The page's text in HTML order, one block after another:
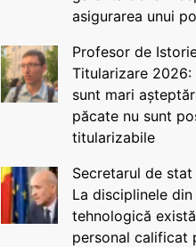
asigurarea unui
Profesor de
Titularizare 2026:
sunt mari
păcate nu sunt
titularizabile
Secretarul de stat
La disciplinele din
tehnologică
personal calificat